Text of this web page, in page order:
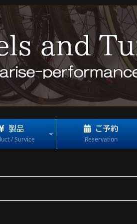
製品
/ Survice
ご予約
Reservation